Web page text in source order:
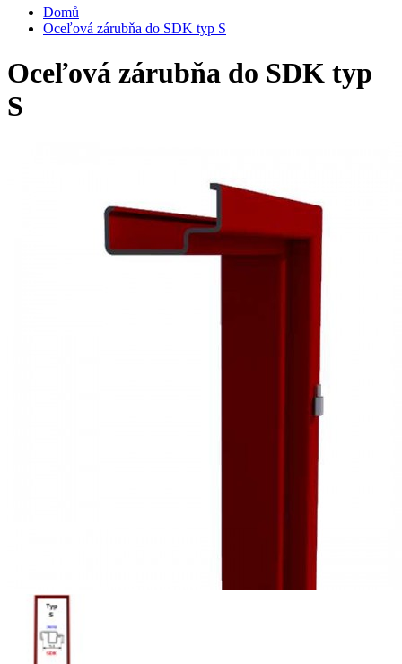
Domů
Oceľová zárubňa do SDK typ S
Oceľová zárubňa do SDK typ
S